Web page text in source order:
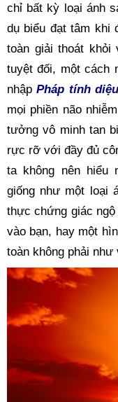
chỉ bất kỳ loại ánh
dụ biểu đạt tâm khi
toàn giải thoát
tuyệt đối, một cách
nhập Pháp tính
mọi phiền não
tưởng vô minh tan
rực rỡ với đầy đủ
ta không nên hiểu
giống như một loại
thực chứng giác
vào bạn, hay một
toàn không phải như